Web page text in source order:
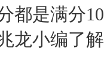
都是满分
小编了解